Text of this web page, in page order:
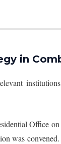
in
Office
was